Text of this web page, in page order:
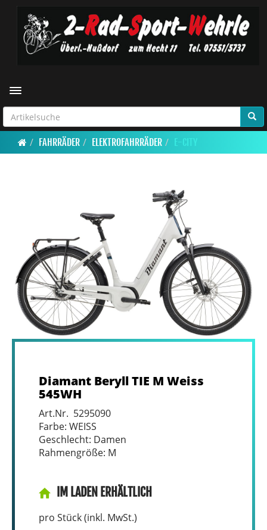
Toggle navigation
FAHRRÄDER ELEKTROFAHRRÄDER E-CITY
Diamant Beryll TIE M Weiss
545WH
Art.Nr. 5295090
Farbe: WEISS
Geschlecht: Damen
Rahmengröße: M
IM LADEN ERHÄLTLICH
pro Stück (inkl. MwSt.)